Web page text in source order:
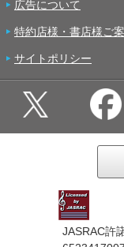
広告について
特約店様・書店様ご
サイトポリシー
JASRAC許